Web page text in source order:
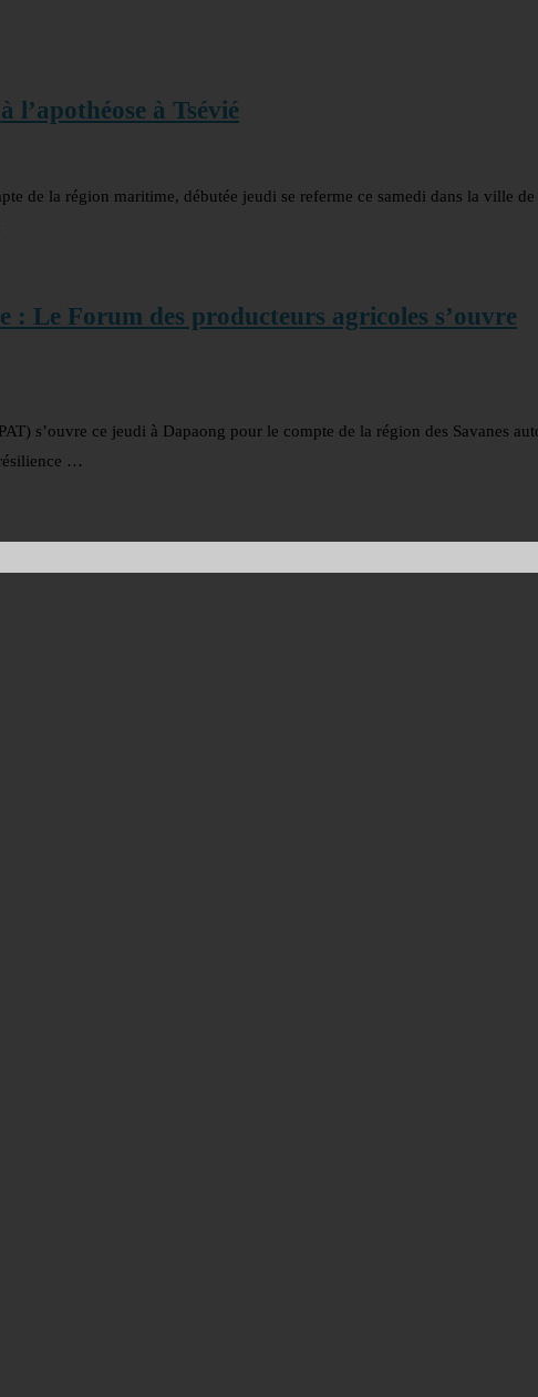
l’apothéose à Tsévié
de la région maritime, débutée jeudi se referme ce samedi dans la ville
: Le Forum des producteurs agricoles s’ouvre
s’ouvre ce jeudi à Dapaong pour le compte de la région des Savanes
…